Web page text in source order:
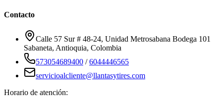
Contacto
Calle 57 Sur # 48-24, Unidad Metrosabana Bodega 101
Sabaneta, Antioquia, Colombia
573054689400 /6044446565
servicioalcliente@llantasytires.com
Horario de atención: